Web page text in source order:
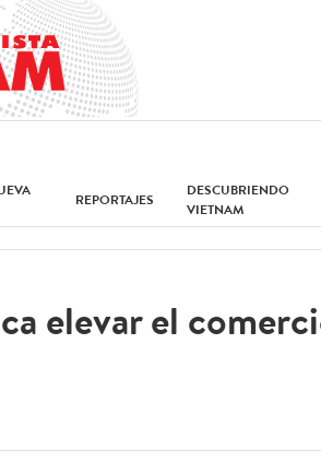
REPORTAJES
DESCUBRIENDO
VIETNAM
elevar el